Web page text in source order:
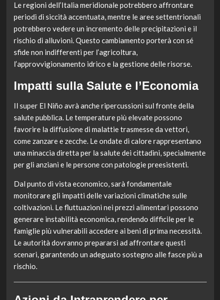
Le regioni dell’Italia meridionale potrebbero affrontare
periodi di siccità accentuata, mentre le aree settentrionali
potrebbero vedere un incremento delle precipitazioni e il
rischio di alluvioni. Questo cambiamento porterà con sé
sfide non indifferenti per l’agricoltura,
l’approvvigionamento idrico e la gestione delle risorse.
Impatti sulla Salute e l’Economia
Il super El Niño avrà anche ripercussioni sul fronte della
salute pubblica. Le temperature più elevate possono
favorire la diffusione di malattie trasmesse da vettori,
come zanzare e zecche. Le ondate di calore rappresentano
una minaccia diretta per la salute dei cittadini, specialmente
per gli anziani e le persone con patologie preesistenti.
Dal punto di vista economico, sarà fondamentale
monitorare gli impatti delle variazioni climatiche sulle
coltivazioni. Le fluttuazioni nei prezzi alimentari possono
generare instabilità economica, rendendo difficile per le
famiglie più vulnerabili accedere ai beni di prima necessità.
Le autorità dovranno prepararsi ad affrontare questi
scenari, garantendo un adeguato sostegno alle fasce più a
rischio.